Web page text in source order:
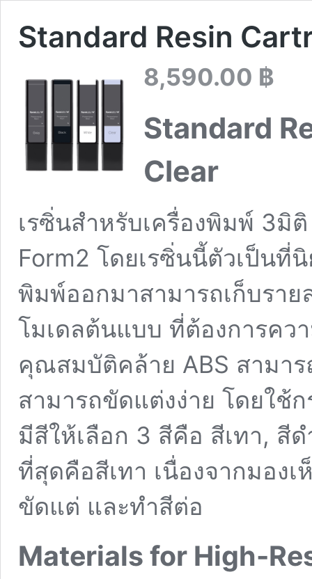
Standard Resin
8,590.00 ฿
Standard
Clear
เรซิ่นสำหรับเครื่องพิมพ์ 3มิ
Form2 โดยเรซิ่นนี้ตัวเป็นที่
พิมพ์ออกมาสามารถเก็บราย
โมเดลต้นแบบ ที่ต้องการคว
คุณสมบัติคล้าย ABS สามา
สามารถขัดแต่งง่าย โดยใช้
มีสีให้เลือก 3 สีคือ สีเทา, สี
ที่สุดคือสีเทา เนื่องจากมองเ
ขัดแต่ และทำสีต่อ
Materials for High-